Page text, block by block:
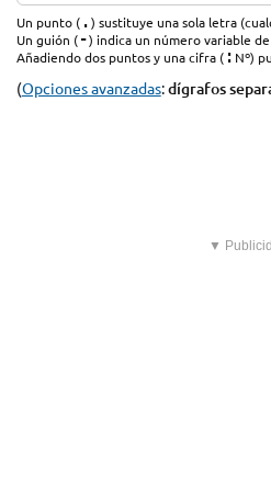
Un punto (.) sustituye una sola letra
Un guión (-) indica un número variable
Añadiendo dos puntos y una cifra (: Nº)
(Opciones avanzadas:dígrafos
▼